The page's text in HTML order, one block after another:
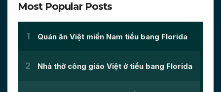
Most Popular Posts